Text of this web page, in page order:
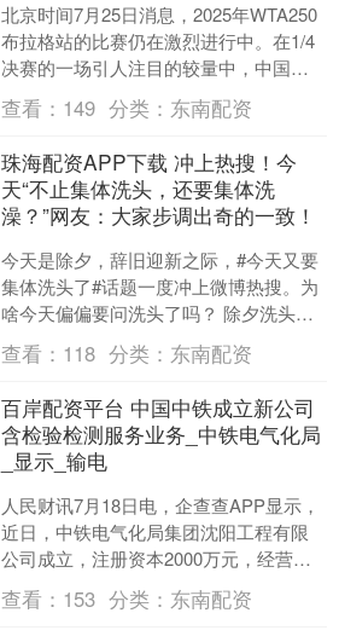
北京时间7月25日消息，2025年WTA250
布拉格站的比赛仍在激烈进行中。在1/4
决赛的一场引人注目的较量中，中国女
网四号种子王欣瑜迎战贝莱克。她在首
盘以6-....
查看： 149 分类： 东南配资
珠海配资APP下载 冲上热搜！今
天“不止集体洗头，还要集体洗
澡？”网友：大家步调出奇的一致！
今天是除夕，辞旧迎新之际，#今天又要
集体洗头了#话题一度冲上微博热搜。为
啥今天偏偏要问洗头了吗？ 除夕洗头迎
财运 初一忌洗护财运 近日，除夕洗头话
题引发热议。有....
查看： 118 分类： 东南配资
百岸配资平台 中国中铁成立新公司
含检验检测服务业务_中铁电气化局
_显示_输电
人民财讯7月18日电，企查查APP显示，
近日，中铁电气化局集团沈阳工程有限
公司成立，注册资本2000万元，经营范
围包含：建设工程施工；电气安装服
务；输电、供电、....
查看： 153 分类： 东南配资